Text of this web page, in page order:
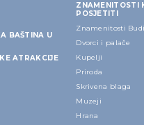
BAŠTINA U
ATRAKCIJE
ZNAMENITOSTI
POSJETITI
Znamenitosti
Dvorci i palače
Kupelji
Priroda
Skrivena blaga
Muzeji
Hrana